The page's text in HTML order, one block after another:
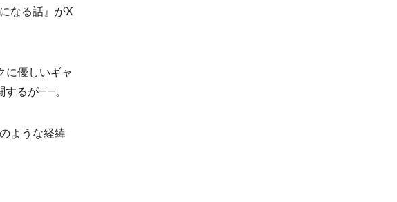
なる話』がX
に優しいギャ
るが――。
ような経緯